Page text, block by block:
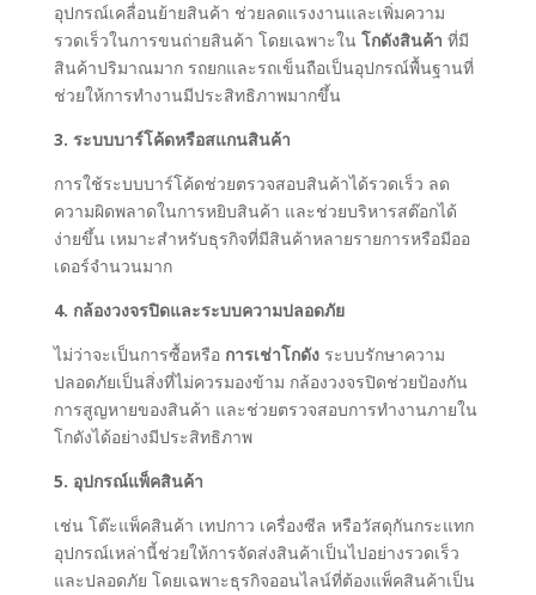
อุปกรณ์เคลื่อนย้ายสินค้า ช่วยลดแรงงานและเพิ่มความ
รวดเร็วในการขนถ่ายสินค้า โดยเฉพาะใน โกดังสินค้า ที่มี
สินค้าปริมาณมาก รถยกและรถเข็นถือเป็นอุปกรณ์พื้นฐานที่
ช่วยให้การทำงานมีประสิทธิภาพมากขึ้น
3. ระบบบาร์โค้ดหรือสแกนสินค้า
การใช้ระบบบาร์โค้ดช่วยตรวจสอบสินค้าได้รวดเร็ว ลด
ความผิดพลาดในการหยิบสินค้า และช่วยบริหารสต๊อกได้
ง่ายขึ้น เหมาะสำหรับธุรกิจที่มีสินค้าหลายรายการหรือมีออ
เดอร์จำนวนมาก
4. กล้องวงจรปิดและระบบความปลอดภัย
ไม่ว่าจะเป็นการซื้อหรือ การเช่าโกดังระบบรักษาความ
ปลอดภัยเป็นสิ่งที่ไม่ควรมองข้าม กล้องวงจรปิดช่วยป้องกัน
การสูญหายของสินค้า และช่วยตรวจสอบการทำงานภายใน
โกดังได้อย่างมีประสิทธิภาพ
5. อุปกรณ์แพ็คสินค้า
เช่น โต๊ะแพ็คสินค้า เทปกาว เครื่องซีล หรือวัสดุกันกระแทก
อุปกรณ์เหล่านี้ช่วยให้การจัดส่งสินค้าเป็นไปอย่างรวดเร็ว
และปลอดภัย โดยเฉพาะธุรกิจออนไลน์ที่ต้องแพ็คสินค้าเป็น